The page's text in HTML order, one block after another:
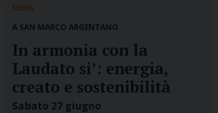
NEWS
A SAN MARCO ARGENTANO
In armonia con la
Laudato si’: energia,
creato e sostenibilità
Sabato 27 giugno